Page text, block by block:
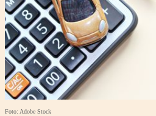
Foto: Adobe Stock